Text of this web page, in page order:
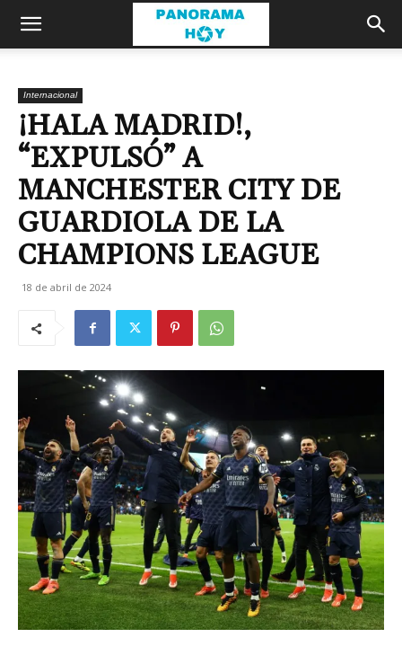
Internacional
¡HALA MADRID!,
“EXPULSÓ” A
MANCHESTER CITY DE
GUARDIOLA DE LA
CHAMPIONS LEAGUE
18 de abril de 2024